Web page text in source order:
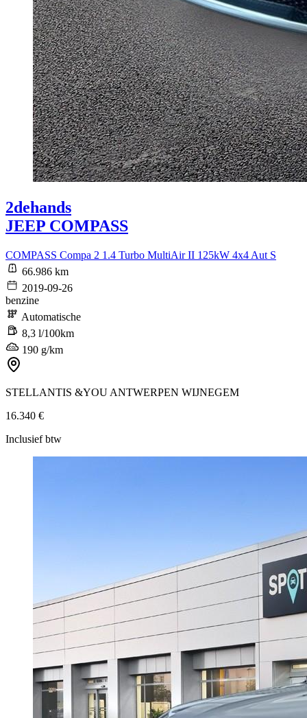
2dehands
JEEP COMPASS
COMPASS Compa 2 1.4 Turbo MultiAir II 125kW 4x4 Aut S
66.986 km
2019-09-26
benzine
Automatische
8,3 l/100km
190 g/km
STELLANTIS &YOU ANTWERPEN WIJNEGEM
16.340 €
Inclusief btw